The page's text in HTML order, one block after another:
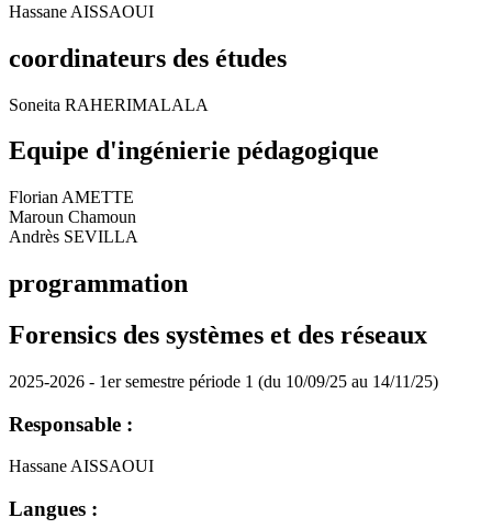
Hassane AISSAOUI
coordinateurs des études
Soneita RAHERIMALALA
Equipe d'ingénierie pédagogique
Florian AMETTE
Maroun Chamoun
Andrès SEVILLA
programmation
Forensics des systèmes et des réseaux
2025-2026 - 1er semestre période 1 (du 10/09/25 au 14/11/25)
Responsable :
Hassane AISSAOUI
Langues :